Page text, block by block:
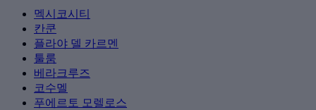
멕시코시티
칸쿤
플라야 델 카르멘
툴룸
베라크루즈
코수멜
푸에르토 모렐로스